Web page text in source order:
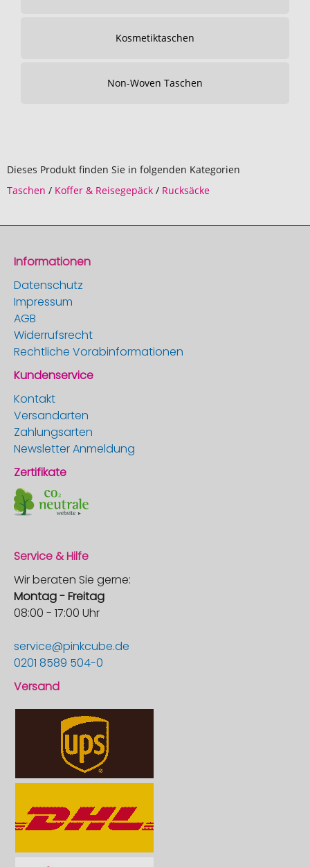
Kosmetiktaschen
Non-Woven Taschen
Dieses Produkt finden Sie in folgenden Kategorien
Taschen / Koffer & Reisegepäck / Rucksäcke
Informationen
Datenschutz
Impressum
AGB
Widerrufsrecht
Rechtliche Vorabinformationen
Kundenservice
Kontakt
Versandarten
Zahlungsarten
Newsletter Anmeldung
Zertifikate
Service & Hilfe
Wir beraten Sie gerne:
Montag - Freitag
08:00 - 17:00 Uhr
service@pinkcube.de
0201 8589 504-0
Versand